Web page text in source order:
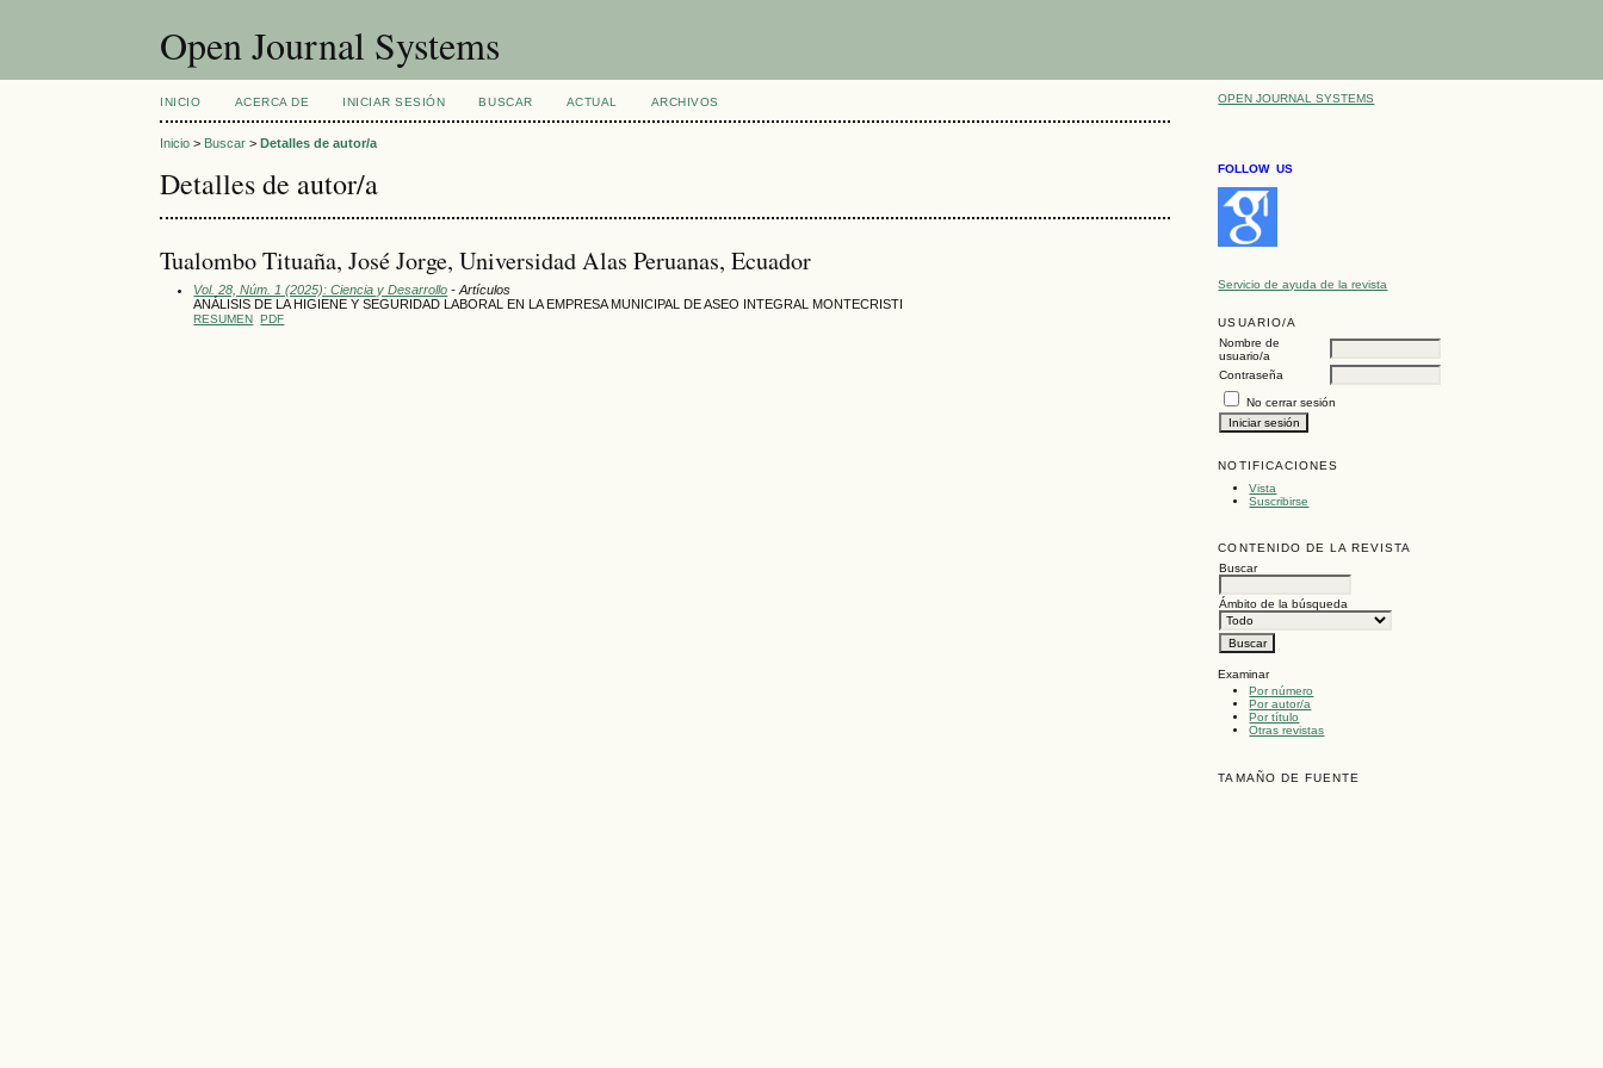
Open Journal Systems
OPEN JOURNAL SYSTEMS
FOLLOW US
Servicio de ayuda de la revista
USUARIO/A
Nombre de
usuario/a
Contraseña
No cerrar sesión
NOTIFICACIONES
Vista
Suscribirse
CONTENIDO DE LA REVISTA
Buscar
Ámbito de la búsqueda
Examinar
Por número
Por autor/a
Por título
Otras revistas
TAMAÑO DE FUENTE
INICIO ACERCA DE INICIAR SESIÓN BUSCAR ACTUAL ARCHIVOS
Inicio > Buscar >Detalles de autor/a
Detalles de autor/a
Tualombo Tituaña, José Jorge, Universidad Alas Peruanas, Ecuador
Vol. 28, Núm. 1 (2025): Ciencia y Desarrollo - Artículos
ANÁLISIS DE LA HIGIENE Y SEGURIDAD LABORAL EN LA EMPRESA MUNICIPAL DE ASEO INTEGRAL MONTECRISTI
RESUMEN PDF